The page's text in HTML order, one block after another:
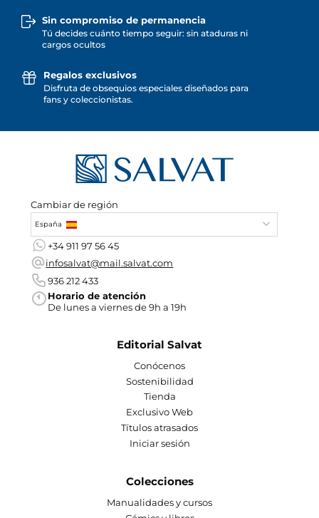
Sin compromiso de permanencia
Tú decides cuánto tiempo seguir: sin ataduras ni
cargos ocultos
Regalos exclusivos
Disfruta de obsequios especiales diseñados para
fans y coleccionistas.
Cambiar de región
España
+34 911 97 56 45
infosalvat@mail.salvat.com
936 212 433
Horario de atención
De lunes a viernes de 9h a 19h
Editorial Salvat
Conócenos
Sostenibilidad
Tienda
Exclusivo Web
Títulos atrasados
Iniciar sesión
Colecciones
Manualidades y cursos